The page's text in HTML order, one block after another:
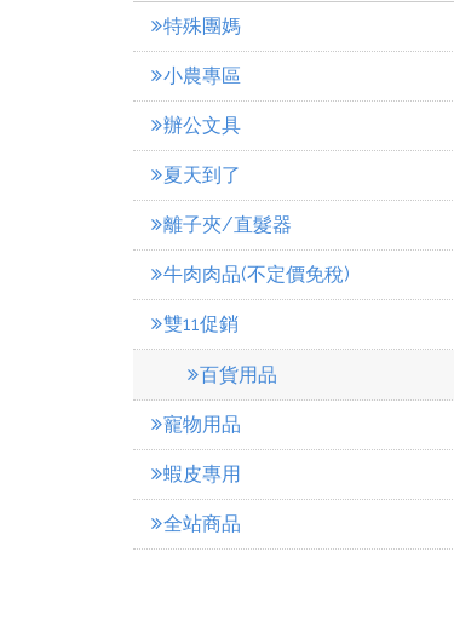
特殊團媽
小農專區
辦公文具
夏天到了
離子夾/直髮器
牛肉肉品(不定價免稅)
雙11促銷
百貨用品
寵物用品
蝦皮專用
全站商品